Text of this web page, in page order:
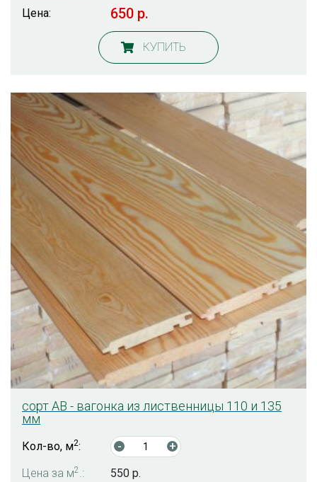
Цена:
650 р.
КУПИТЬ
сорт АB - вагонка из лиственницы 110 и 135
мм
Кол-во, м2: -
+
Цена за м2 .:
550 р.